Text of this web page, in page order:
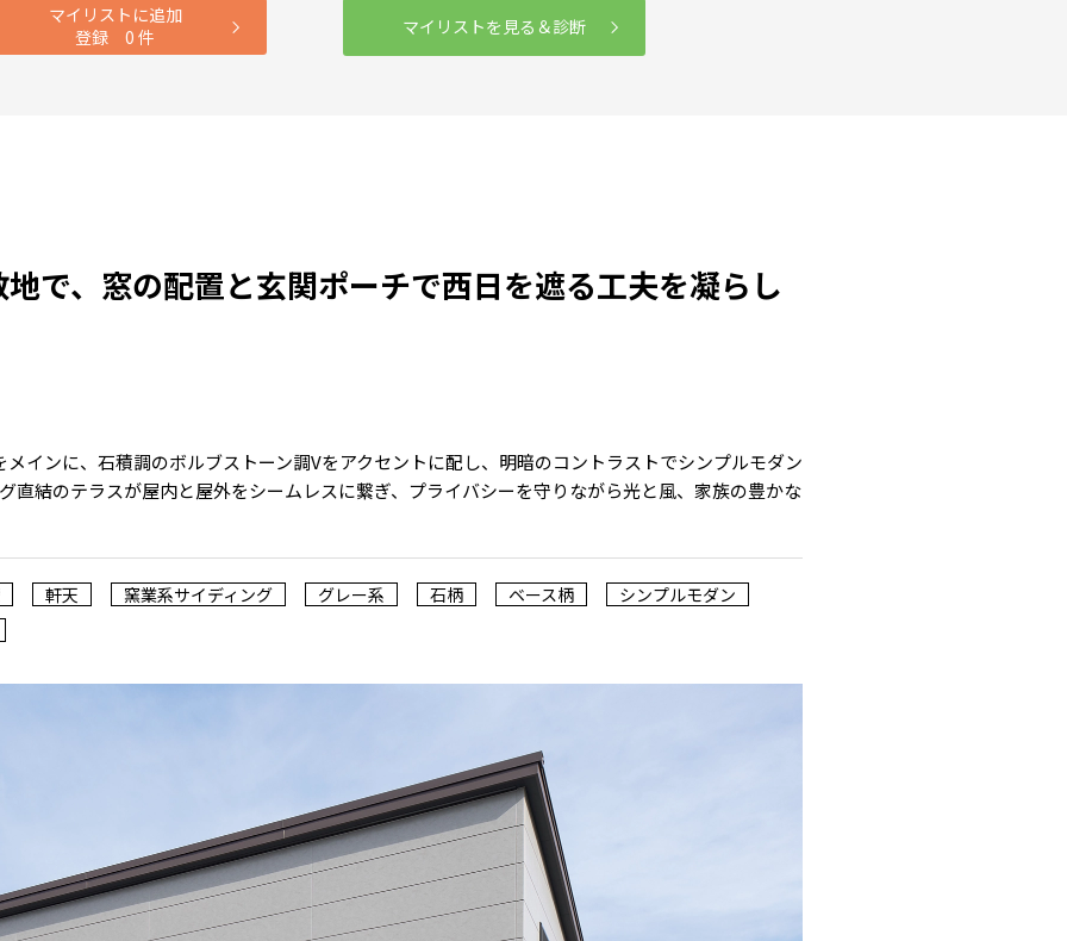
マイリストに追加
登録0 件 マイリストを見る＆診断
で、窓の配置と玄関ポーチで西日を遮る工夫を凝らし
メインに、石積調のボルブストーン調Vをアクセントに配し、明暗のコントラストでシンプルモダン
直結のテラスが屋内と屋外をシームレスに繋ぎ、プライバシーを守りながら光と風、家族の豊かな
軒天 窯業系サイディング グレー系 石柄 ベース柄
シンプルモダン